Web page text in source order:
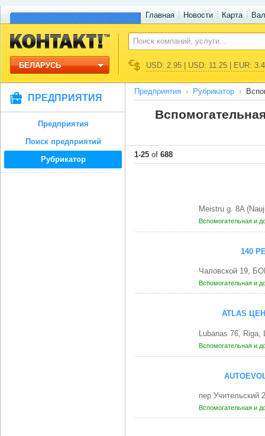
Главная Новости Карта
БЕЛАРУСЬ USD: 2.95 | USD: 11.25 | EUR:
ПРЕДПРИЯТИЯ
Предприятия
Поиск предприятий
Рубрикатор
Предприятия Рубрикатор
1-25 of 688
Meistru g. 8A
Вспомогательная и
140
Чаловской 19,
Вспомогательная и
ATLAS
Lubanas 76, Riga,
Вспомогательная и
пер Учительский
Вспомогательная и